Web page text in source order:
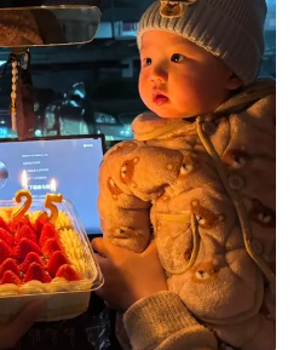
不用奔赴游乐园，拉开车
方寸台面安放我的少女童
的小糯米，软乎乎毛绒手